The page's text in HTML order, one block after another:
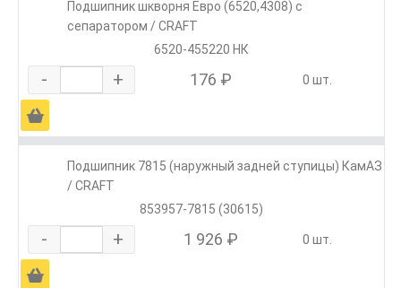
Подшипник шкворня Евро (6520,4308) с
сепаратором / CRAFT
6520-455220 НК
- + 176 ₽ 0 шт.
Ä
Подшипник 7815 (наружный задней ступицы) КамАЗ
/ CRAFT
853957-7815 (30615)
- + 1 926 ₽ 0 шт.
Ä